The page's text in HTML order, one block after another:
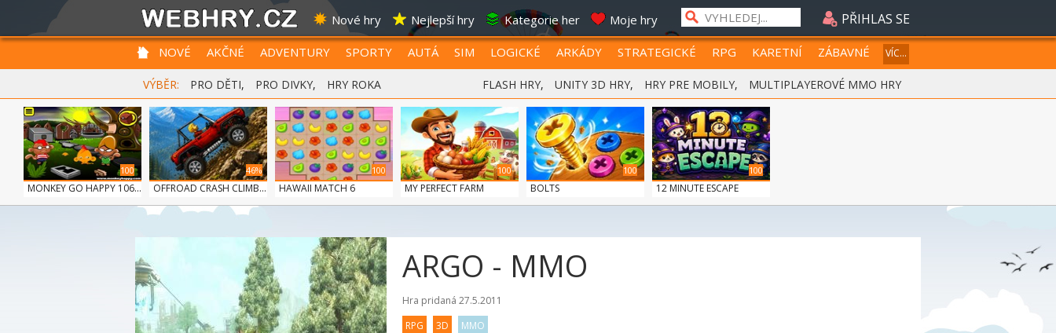
Nové hry Nejlepší hry Kategorie her Moje hry PŘIHLAS SE
NOVÉ AKČNÉ ADVENTURY SPORTY AUTÁ SIM LOGICKÉ ARKÁDY STRATEGICKÉ RPG KARETNÍ ZÁBAVNÉ VÍC...
VÝBĚR: PRO DĚTI, PRO DIVKY, HRY ROKA FLASH HRY, UNITY 3D HRY, HRY PRE MOBILY, MULTIPLAYEROVÉ MMO HRY
100
MONKEY GO HAPPY 106...
46%
OFFROAD CRASH CLIMB...
100
HAWAII MATCH 6
100
MY PERFECT FARM
100
BOLTS
100
12 MINUTE ESCAPE
ARGO - MMO
Hra pridaná 27.5.2011
RPG
3D MMO